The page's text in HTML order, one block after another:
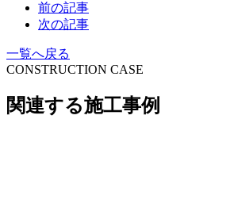
前の記事
次の記事
一覧へ戻る
CONSTRUCTION CASE
関連する施工事例